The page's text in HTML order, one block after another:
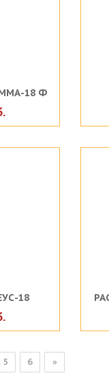
18 Ф
18
5 6 »